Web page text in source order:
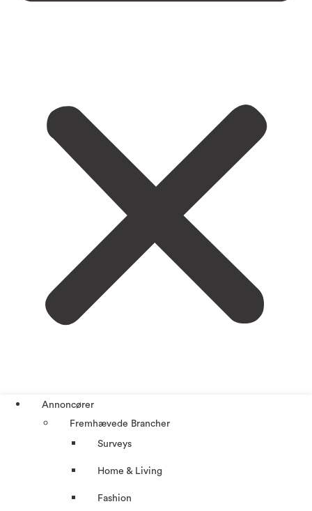
Annoncører
Fremhævede Brancher
Surveys
Home & Living
Fashion